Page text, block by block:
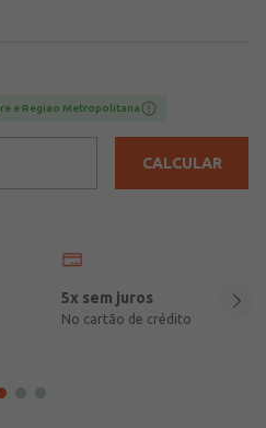
Tricot\nComposição: 50%
e Regiao Metropolitana
CALCULAR
5x sem juros
No cartão de crédito